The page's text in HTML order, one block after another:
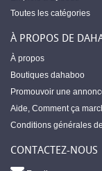
Toutes les catégories
À PROPOS DE
À propos
Boutiques dahaboo
Promouvoir une
Aide, Comment ça
Conditions générales
CONTACTEZ-NOUS